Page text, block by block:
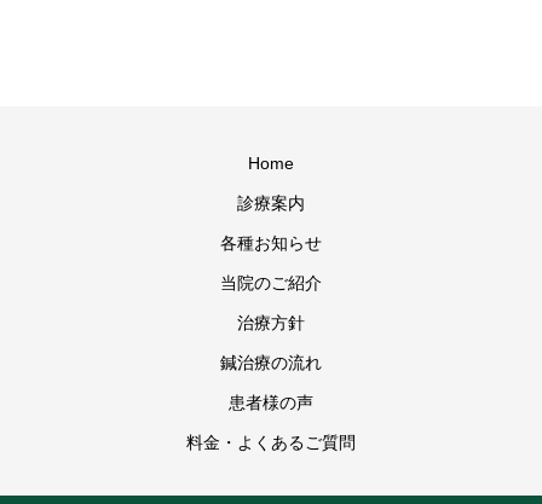
Home
診療案内
各種お知らせ
当院のご紹介
治療方針
鍼治療の流れ
患者様の声
料金・よくあるご質問